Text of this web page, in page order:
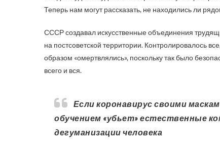
Теперь нам могут рассказать, не находились ли
СССР создавал искусственные объединения
на постсоветской территории. Контролировалось
образом «омертвлялись», поскольку так было
всего и вся.
Если коронавирус своими масками, социальной дистанцией и дистанционным
обучением «убьет» естественные
дегуманизации человека